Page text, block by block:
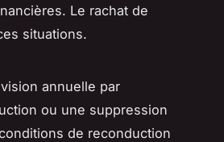
Le rachat de
situations.
annuelle par
ou une suppression
de reconduction